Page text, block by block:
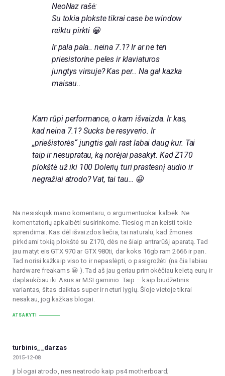
NeoNaz rašė:
Su tokia plokste tikrai case be window
reiktu pirkti 😀
Ir pala pala.. neina 7.1? Ir ar ne ten
priesistorine peles ir klaviaturos
jungtys virsuje? Kas per… Na gal kazka
maisau..
Kam rūpi performance, o kam išvaizda. Ir kas,
kad neina 7.1? Sucks be resyverio. Ir
„priešistorės“ jungtis gali rast labai daug kur. Tai
taip ir nesupratau, ką norėjai pasakyt. Kad Z170
plokštė už iki 100 Dolerių turi prastesnį audio ir
negražiai atrodo? Vat, tai tau… 😀
Na nesiskųsk mano komentaru, o argumentuokai kalbėk. Ne
komentatorių apkalbėti susirinkome. Tiesiog man keisti tokie
sprendimai. Kas dėl išvaizdos liečia, tai naturalu, kad žmonės
pirkdami tokią plokštė su Z170, dės ne šiaip antrarūšį aparatą. Tad
jau matyt eis GTX 970 ar GTX 980ti, dar koks 16gb ram 2666 ir pan.
Tad norisi kažkaip viso to ir nepaslėpti, o pasigrožėti (na čia labiau
hardware freakams 😀 ). Tad aš jau geriau primokėčiau keletą eurų ir
daplaukčiau iki Asus ar MSI gaminio. Taip – kaip biudžetinis
variantas, šitas daiktas super ir neturi lygių. Šioje vietoje tikrai
nesakau, jog kažkas blogai.
ATSAKYTI
turbinis__darzas
2015-12-08
ji blogai atrodo, nes neatrodo kaip ps4 motherboard;